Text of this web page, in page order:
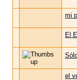
mi
El
el